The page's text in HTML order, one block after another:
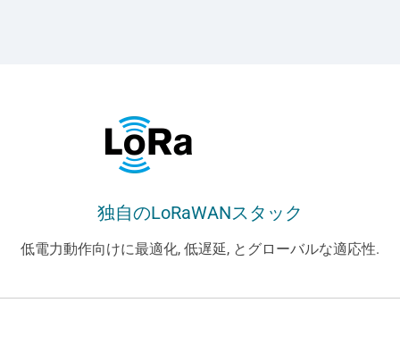
独自のLoRaWANスタック
低電力動作向けに最適化, 低遅延, とグローバルな適応性.